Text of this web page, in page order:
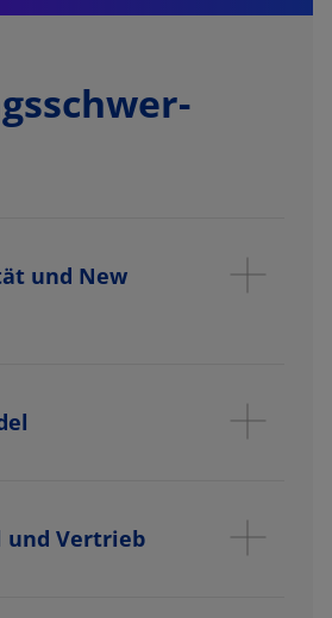
und New
und Vertrieb